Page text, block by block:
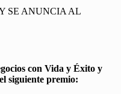
SE ANUNCIA AL
con Vida y Éxito y
siguiente premio: